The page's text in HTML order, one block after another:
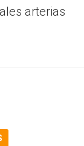
arterias